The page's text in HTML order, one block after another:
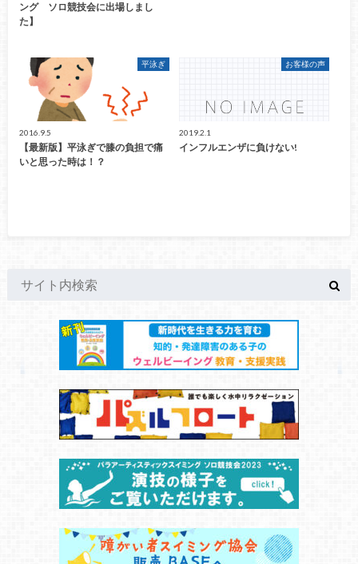
ング ソロ競技会に出場しまし
た】
平泳ぎ
2016.9.5
【最新版】平泳ぎで膝の負担で痛
いと思った時は！？
お客様の声
2019.2.1
インフルエンザに負けない!